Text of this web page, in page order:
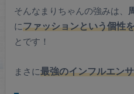
そんなまりちゃんの強みは、
にファッションという個性
とです！
まさに最強のインフルエン